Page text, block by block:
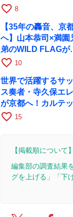
が初全国ツアーで8
favorite_border 8
【35年の轟音、京
へ】山本恭司×満園
弟のWILD FLAGが
月6日にRAGでライ
favorite_border 10
世界で活躍するサ
ス奏者・寺久保エ
が京都へ！カルテッ
ト・ツアー京都公演
favorite_border 15
【掲載順について】
編集部の調査結果
グを上げる」「下